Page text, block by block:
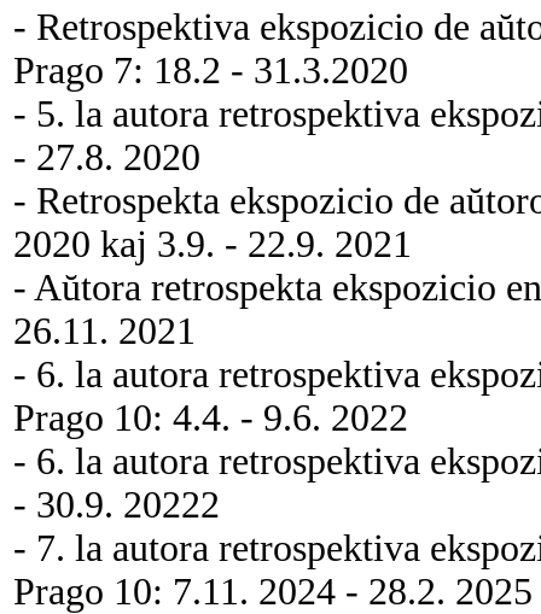
- Retrospektiva ekspozicio de
Prago 7: 18.2 - 31.3.2020
- 5. la autora retrospektiva
- 27.8. 2020
- Retrospekta ekspozicio de
2020 kaj 3.9. - 22.9. 2021
- Aŭtora retrospekta ekspozicio
26.11. 2021
- 6. la autora retrospektiva
Prago 10: 4.4. - 9.6. 2022
- 6. la autora retrospektiva
- 30.9. 20222
- 7. la autora retrospektiva
Prago 10: 7.11. 2024 - 28.2. 2025